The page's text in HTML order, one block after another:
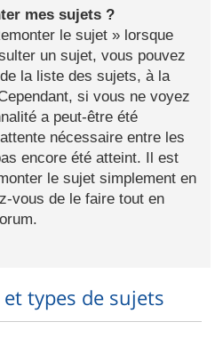
mes sujets ?
le sujet » lorsque
un sujet, vous pouvez
la liste des sujets, à la
si vous ne voyez
a peut-être été
nécessaire entre les
encore été atteint. Il est
le sujet simplement en
vous de le faire tout en
types de sujets